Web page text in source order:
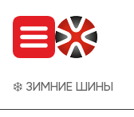
❄️ ЗИМНИЕ ШИНЫ